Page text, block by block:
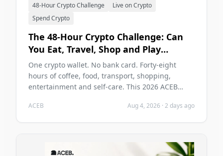
48-Hour Crypto Challenge
Live on Crypto
Spend Crypto
The 48-Hour Crypto Challenge: Can
You Eat, Travel, Shop and Play
Without a Bank Card in 2026?
One crypto wallet. No bank card. Forty-eight
hours of coffee, food, transport, shopping,
entertainment and self-care. This 2026 ACEB
two ordinary days without becoming the main
ACEB Aug 4, 2026 · 2 days ago